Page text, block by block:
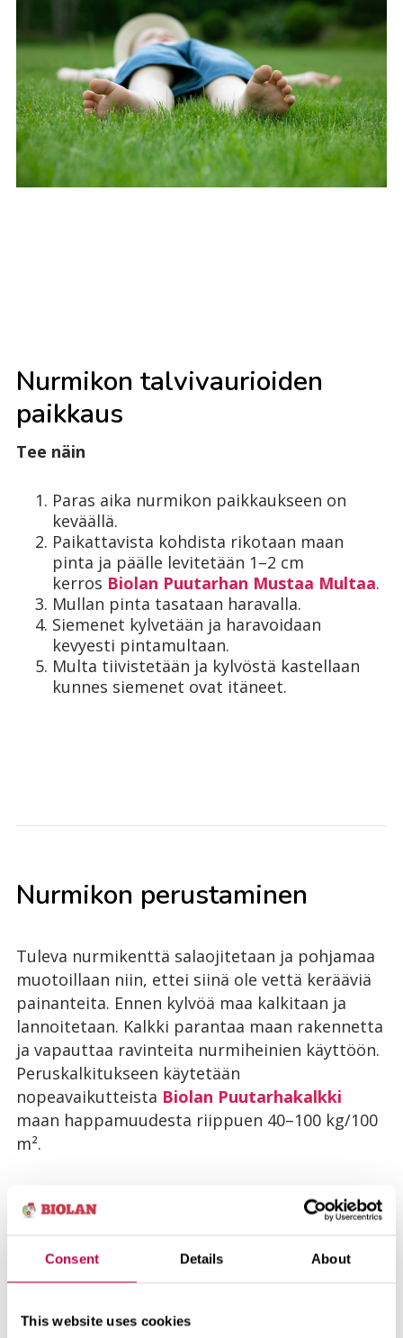
Consent Details About
This website uses cookies
Nurmikon talvivaurioiden
paikkaus
Tee näin
Paras aika nurmikon paikkaukseen on
keväällä.
Paikattavista kohdista rikotaan maan
pinta ja päälle levitetään 1–2 cm
kerros Biolan Puutarhan Mustaa Multaa.
Mullan pinta tasataan haravalla.
Siemenet kylvetään ja haravoidaan
kevyesti pintamultaan.
Multa tiivistetään ja kylvöstä kastellaan
kunnes siemenet ovat itäneet.
Nurmikon perustaminen
Tuleva nurmikenttä salaojitetaan ja pohjamaa
muotoillaan niin, ettei siinä ole vettä kerääviä
painanteita. Ennen kylvöä maa kalkitaan ja
lannoitetaan. Kalkki parantaa maan rakennetta
ja vapauttaa ravinteita nurmiheinien käyttöön.
Peruskalkitukseen käytetään
nopeavaikutteista Biolan Puutarhakalkki
maan happamuudesta riippuen 40–100 kg/100
m².
Sopiva peruslannoitus on 30–50 litraaBiolan
Luonnonlannoitetta
100 m²:lle. Kalkitus- ja
maasta viljavuustutkimuksen ennen nurmikon
perustamista.